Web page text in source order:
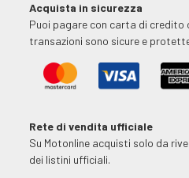
Acquista in sicurezza
Puoi pagare con carta di credito
transazioni sono sicure e
Rete di vendita ufficiale
Su Motonline acquisti solo da
dei listini ufficiali.